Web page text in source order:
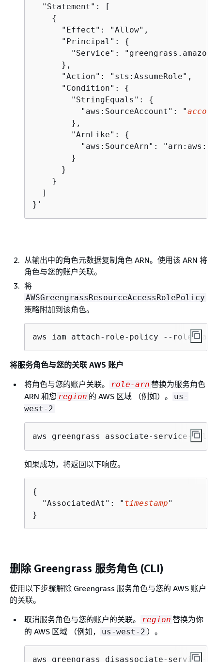
  "Statement": [
{
      "Effect": "Allow",
      "Principal":
{
"Service":
      },
      "Action": "sts:AssumeRole",
      "Condition":
{
        "StringEquals":
{
          "aws:SourceAccount": "
        },
        "ArnLike":
{
"aws:SourceArn":
        }
      }
    }
  ]
}'
从输出中的角色元数据复制角色 ARN。使用该 ARN 将
角色与您的账户关联。
将
AWSGreengrassResourceAccessRolePolicy
策略附加到该角色。
aws iam attach-role-policy --role-name
将服务角色与您的关联 AWS 账户
将角色与您的账户关联。
role-arn 替换为服务角色
ARN 和您 region 的 AWS 区域 （例如）。
us-
west-2
aws greengrass associate-service-
如果成功，将返回以下响应。
{
  "AssociatedAt": "
timestamp"
}
删除 Greengrass 服务角色 (CLI)
使用以下步骤解除 Greengrass 服务角色与您的 AWS 账户
的关联。
取消服务角色与您的账户的关联。
region 替换为你
的 AWS 区域 （例如，
us-west-2 ）。
aws greengrass disassociate-